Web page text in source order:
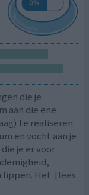
die je
aan die ene
te realiseren.
en vocht aan je
je er voor
lippen. Het [lees